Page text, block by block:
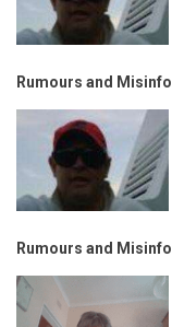
Rumours and
Rumours and